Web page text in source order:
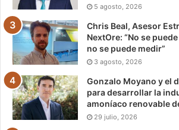
5 agosto, 2026
Chris Beal, Asesor
NextOre: “No se
no se puede medir”
3 agosto, 2026
Gonzalo Moyano y el
para desarrollar la
amoníaco renovable
29 julio, 2026